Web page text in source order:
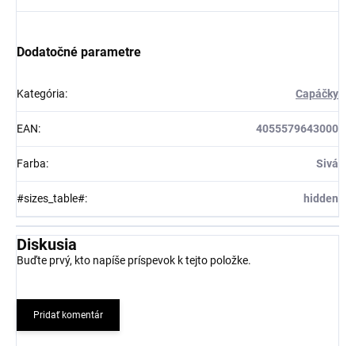
Dodatočné parametre
Kategória: Capáčky
EAN: 4055579643000
Farba: Sivá
#sizes_table#: hidden
Diskusia
Buďte prvý, kto napíše príspevok k tejto položke.
Pridať komentár